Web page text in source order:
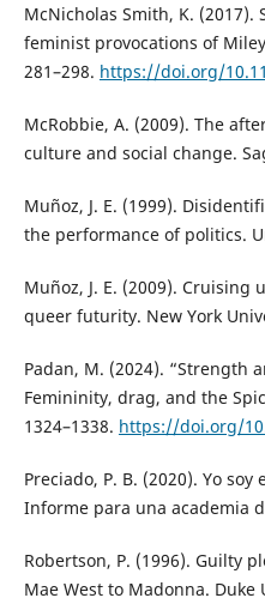
McNicholas Smith, K.
feminist provocations of
281–298. https://doi.org/
McRobbie, A. (2009). The
culture and social change.
Muñoz, J. E. (1999).
the performance of politics.
Muñoz, J. E. (2009).
queer futurity. New York
Padan, M. (2024). “Strength
Femininity, drag, and the
1324–1338. https://doi.org/
Preciado, P. B. (2020). Yo
Informe para una academia
Robertson, P. (1996). Guilty
Mae West to Madonna. Duke